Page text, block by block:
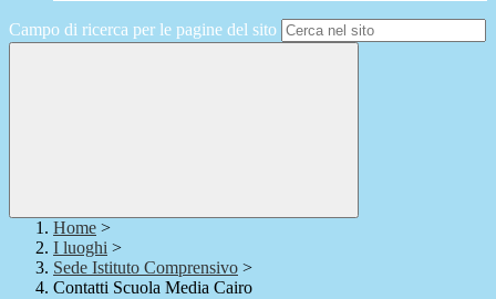
Campo di ricerca per le pagine del sito
Home >
I luoghi >
Sede Istituto Comprensivo >
Contatti Scuola Media Cairo